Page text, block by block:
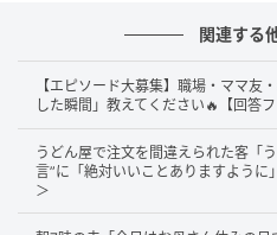
「そりゃ50代には見え
た
ｰｰｰ思わずクスッとしまし
代」と周囲に伝えていたと
関連する
【エピソード大募集】職場・ママ友
した瞬間」教えてください🔥【回答フ
うどん屋で注文を間違えられた客「
言”に「絶対いいことありますように
＞